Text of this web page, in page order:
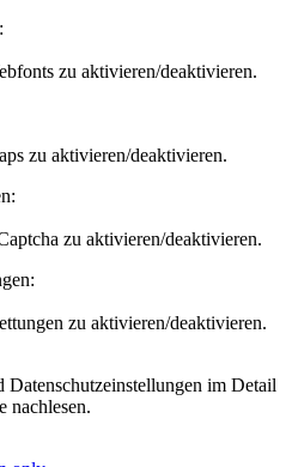
zu aktivieren/deaktivieren.
zu aktivieren/deaktivieren.
zu aktivieren/deaktivieren.
zu aktivieren/deaktivieren.
Datenschutzeinstellungen im Detail
nachlesen.